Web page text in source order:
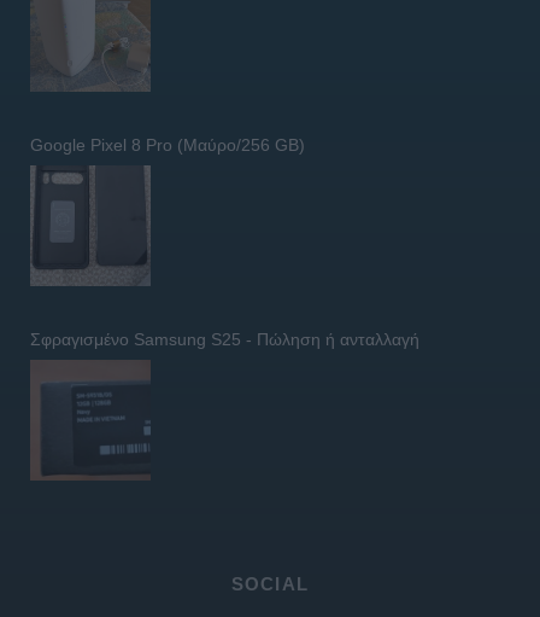
Google Pixel 8 Pro (Μαύρο/256 GB)
Σφραγισμένο Samsung S25 - Πώληση ή ανταλλαγή
SOCIAL